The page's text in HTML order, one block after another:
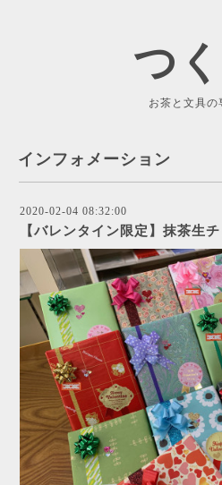
つ
お茶と文具の
インフォメーション
2020-02-04 08:32:00
【バレンタイン限定】抹茶生